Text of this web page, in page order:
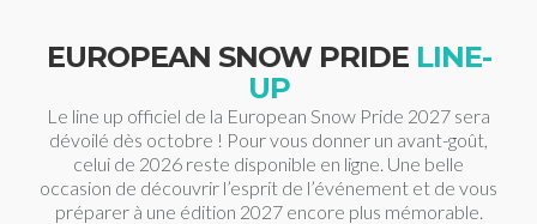
EUROPEAN SNOW PRIDE LINE-
UP
Le line up officiel de la European Snow Pride 2027 sera
dévoilé dès octobre ! Pour vous donner un avant-goût,
celui de 2026 reste disponible en ligne. Une belle
occasion de découvrir l’esprit de l’événement et de vous
préparer à une édition 2027 encore plus mémorable.